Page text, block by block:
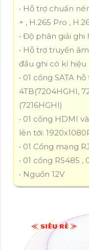
• Hỗ trợ chuẩn
+ , H.265 Pro ,
• Độ phân giải
• Hỗ trợ truyền
đầu ghi có kí hiệu
• 01 cổng SATA
4TB(7204HGHI,
(7216HGHI)
• 01 cổng HDMI
lên tới:
• 01 Cổng mạng
• 01 cổng RS485 ,
• Nguồn 12V